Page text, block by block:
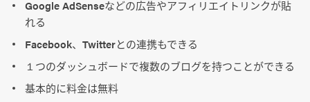
Google AdSenseなどの広告やアフィリエイトリンクが貼
れる
Facebook、Twitterとの連携もできる
１つのダッシュボードで複数のブログを持つことができる
基本的に料金は無料